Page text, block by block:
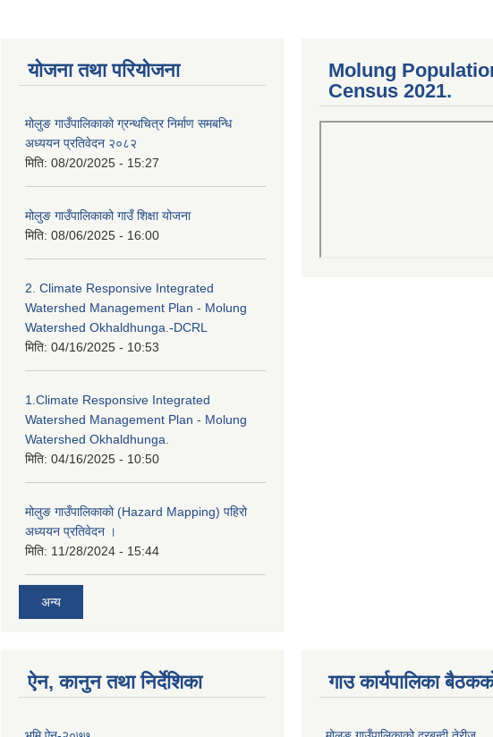
योजना तथा परियोजना
मोलुङ गाउँपालिकाको ग्रन्थचित्र निर्माण समबन्धि
अध्ययन प्रतिवेदन २०८२
मिति: 08/20/2025 - 15:27
मोलुङ गाउँपालिकाको गाउँ शिक्षा योजना
मिति: 08/06/2025 - 16:00
2. Climate Responsive Integrated
Watershed Management Plan - Molung
Watershed Okhaldhunga.-DCRL
मिति: 04/16/2025 - 10:53
1.Climate Responsive Integrated
Watershed Management Plan - Molung
Watershed Okhaldhunga.
मिति: 04/16/2025 - 10:50
मोलुङ गाउँपालिकाको (Hazard Mapping) पहिरो
अध्ययन प्रतिवेदन ।
मिति: 11/28/2024 - 15:44
अन्य
Molung
Census 2021.
ऐन, कानुन तथा निर्देशिका गाउ कार्यपालिका